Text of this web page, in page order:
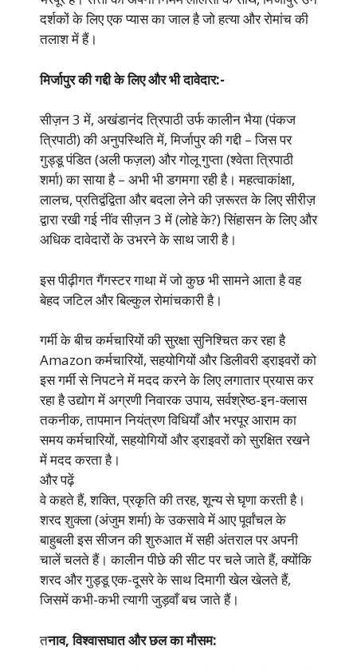
दर्शकों के लिए एक प्यास का जाल है जो हत्या और रोमांच की
तलाश में हैं।
मिर्जापुर की गद्दी के लिए और भी दावेदार:-
सीज़न 3 में, अखंडानंद त्रिपाठी उर्फ कालीन भैया (पंकज
त्रिपाठी) की अनुपस्थिति में, मिर्जापुर की गद्दी – जिस पर
गुड्डू पंडित (अली फज़ल) और गोलू गुप्ता (श्वेता त्रिपाठी
शर्मा) का साया है – अभी भी डगमगा रही है। महत्वाकांक्षा,
लालच, प्रतिद्वंद्विता और बदला लेने की ज़रूरत के लिए सीरीज़
द्वारा रखी गई नींव सीज़न 3 में (लोहे के?) सिंहासन के लिए और
अधिक दावेदारों के उभरने के साथ जारी है।
इस पीढ़ीगत गैंगस्टर गाथा में जो कुछ भी सामने आता है वह
बेहद जटिल और बिल्कुल रोमांचकारी है।
गर्मी के बीच कर्मचारियों की सुरक्षा सुनिश्चित कर रहा है
Amazon कर्मचारियों, सहयोगियों और डिलीवरी ड्राइवरों को
इस गर्मी से निपटने में मदद करने के लिए लगातार प्रयास कर
रहा है उद्योग में अग्रणी निवारक उपाय, सर्वश्रेष्ठ-इन-क्लास
तकनीक, तापमान नियंत्रण विधियाँ और भरपूर आराम का
समय कर्मचारियों, सहयोगियों और ड्राइवरों को सुरक्षित रखने
में मदद करता है।
और पढ़ें
वे कहते हैं, शक्ति, प्रकृति की तरह, शून्य से घृणा करती है।
शरद शुक्ला (अंजुम शर्मा) के उकसावे में आए पूर्वांचल के
बाहुबली इस सीजन की शुरुआत में सही अंतराल पर अपनी
चालें चलते हैं। कालीन पीछे की सीट पर चले जाते हैं, क्योंकि
शरद और गुड्डू एक-दूसरे के साथ दिमागी खेल खेलते हैं,
जिसमें कभी-कभी त्यागी जुड़वाँ बच जाते हैं।
तनाव, विश्वासघात और छल का मौसम: